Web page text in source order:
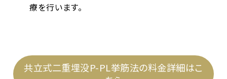
療を行います。
共立式二重埋没P-PL挙筋法の料金詳細はこ